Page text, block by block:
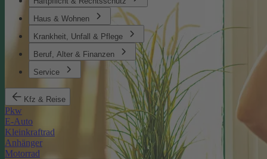
Haus & Wohnen
Krankheit, Unfall & Pflege
Beruf, Alter & Finanzen
Service
Kfz & Reise
Pkw
E-Auto
Kleinkraftrad
Anhänger
Motorrad